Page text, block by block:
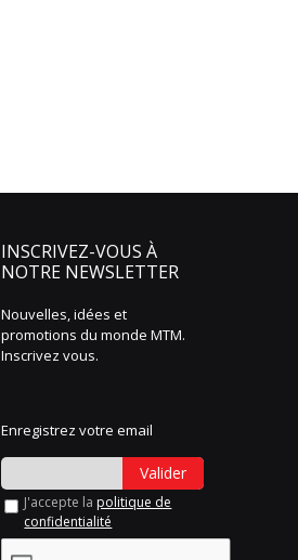
INSCRIVEZ-VOUS À
NOTRE NEWSLETTER
Nouvelles, idées et
promotions du monde MTM.
Inscrivez vous.
Enregistrez votre email
Valider
J'accepte la politique de
confidentialité